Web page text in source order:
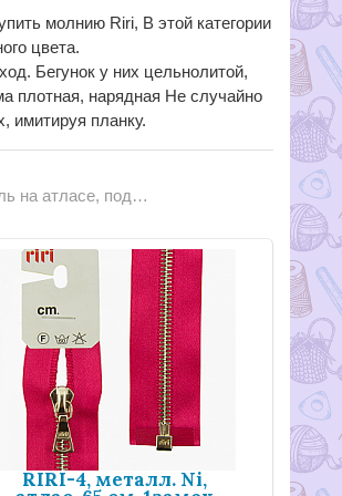
молнию Riri, В этой категории
цвета.
Бегунок у них цельнолитой,
плотная, нарядная Не случайно
имитируя планку.
подвеска FLASH
RIRI-4, металл. Ni,